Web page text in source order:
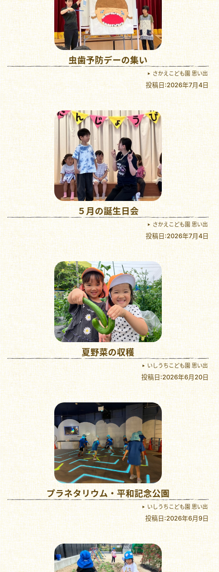
虫歯予防デーの集い
さかえこども園 思い出
投稿日:2026年7月4日
５月の誕生日会
さかえこども園 思い出
投稿日:2026年7月4日
夏野菜の収穫
いしうちこども園 思い出
投稿日:2026年6月20日
プラネタリウム・平和記念公園
いしうちこども園 思い出
投稿日:2026年6月9日